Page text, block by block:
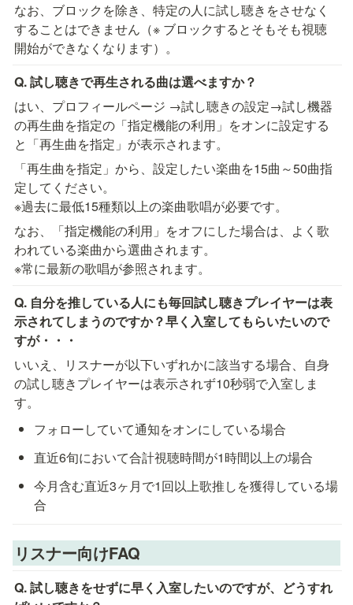
なお、ブロックを除き、特定の人に試し聴きをさせなく
することはできません（※ ブロックするとそもそも視聴
開始ができなくなります）。
Q. 試し聴きで再生される曲は選べますか？
はい、プロフィールページ →試し聴きの設定→試し機器
の再生曲を指定の「指定機能の利用」をオンに設定する
と「再生曲を指定」が表示されます。
「再生曲を指定」から、設定したい楽曲を15曲～50曲指
定してください。
※過去に最低15種類以上の楽曲歌唱が必要です。
なお、「指定機能の利用」をオフにした場合は、よく歌
われている楽曲から選曲されます。
※常に最新の歌唱が参照されます。
Q. 自分を推している人にも毎回試し聴きプレイヤーは表
示されてしまうのですか？早く入室してもらいたいので
すが・・・
いいえ、リスナーが以下いずれかに該当する場合、自身
の試し聴きプレイヤーは表示されず10秒弱で入室しま
す。
フォローしていて通知をオンにしている場合
直近6旬において合計視聴時間が1時間以上の場合
今月含む直近3ヶ月で1回以上歌推しを獲得している場
合
リスナー向けFAQ
Q. 試し聴きをせずに早く入室したいのですが、どうすれ